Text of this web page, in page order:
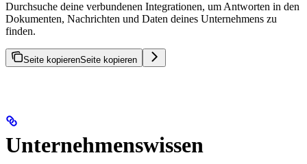
Durchsuche deine verbundenen Integrationen, um Antworten in den
Dokumenten, Nachrichten und Daten deines Unternehmens zu
finden.
Seite kopierenSeite kopieren
Unternehmenswissen